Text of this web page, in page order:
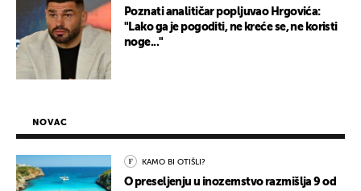
Poznati analitičar popljuvao Hrgovića:
"Lako ga je pogoditi, ne kreće se, ne koristi
noge..."
NOVAC
KAMO BI OTIŠLI?
O preseljenju u inozemstvo razmišlja 9 od